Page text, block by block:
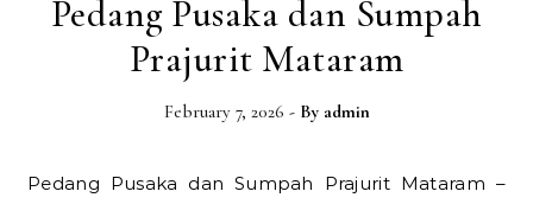
Pedang Pusaka dan Sumpah
Prajurit Mataram
February 7, 2026 - By admin
Pedang Pusaka dan Sumpah Prajurit Mataram –